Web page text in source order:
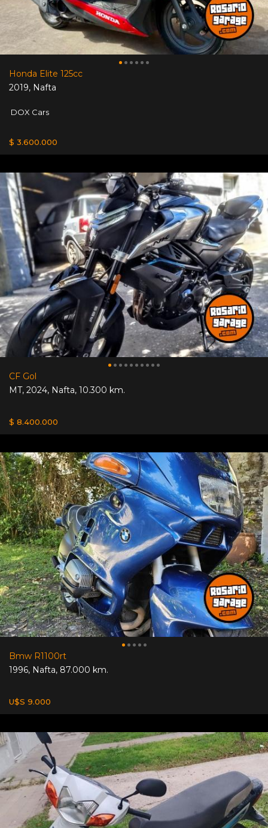
Honda Elite 125cc
2019, Nafta
DOX Cars
$ 3.600.000
CF Gol
MT, 2024, Nafta, 10.300 km.
$ 8.400.000
Bmw R1100rt
1996, Nafta, 87.000 km.
U$S 9.000